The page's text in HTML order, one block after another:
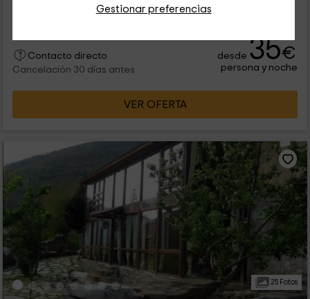
Gestionar preferencias
5 baños
Contacto directo
Cancelación 30 días antes
desde 35€
persona y noche
VER OFERTA
25 Fotos